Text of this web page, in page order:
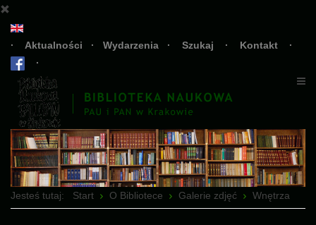
· Aktualności · Wydarzenia · Szukaj · Kontakt ·
·
Jesteś tutaj: Start O Bibliotece Galerie zdjęć Wnętrza